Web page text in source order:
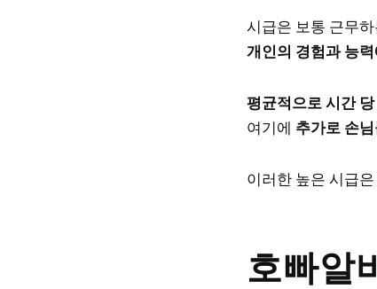
시급은 보통 근무하
개인의 경험과 능
평균적으로 시간
여기에 추가로 손
이러한 높은 시급
호빠알